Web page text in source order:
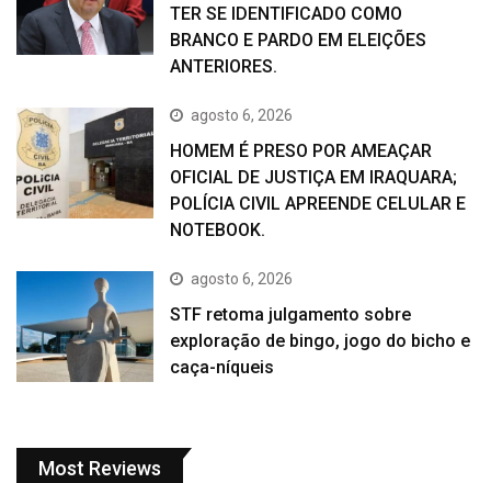
TER SE IDENTIFICADO COMO
BRANCO E PARDO EM ELEIÇÕES
ANTERIORES.
agosto 6, 2026
HOMEM É PRESO POR AMEAÇAR
OFICIAL DE JUSTIÇA EM IRAQUARA;
POLÍCIA CIVIL APREENDE CELULAR E
NOTEBOOK.
agosto 6, 2026
STF retoma julgamento sobre
exploração de bingo, jogo do bicho e
caça-níqueis
Most Reviews